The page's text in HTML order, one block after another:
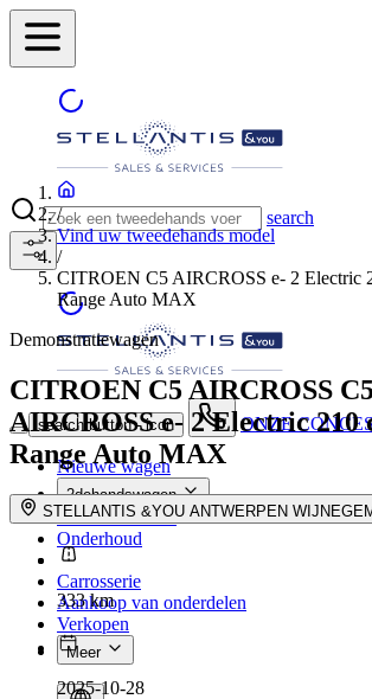
search
search button - icon ONZE
Nieuwe wagen
2dehandswagen
Onze Promoties
Onderhoud
Carrosserie
Aankoop van onderdelen
Verkopen
Meer
/
Vind uw tweedehands model
/
CITROEN C5 AIRCROSS e- 2 Electric
Range Auto MAX
Demonstratiewagen
CITROEN C5 AIRCROSS
AIRCROSS e- 2 Electric 210
Range Auto MAX
STELLANTIS &YOU ANTWERPEN
333 km
2025-10-28